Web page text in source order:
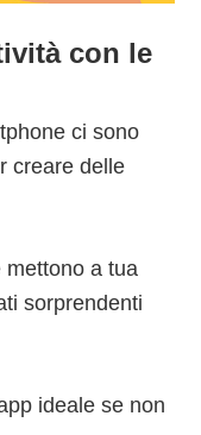
con le
ci sono
creare delle
mettono a tua
sorprendenti
ideale se non